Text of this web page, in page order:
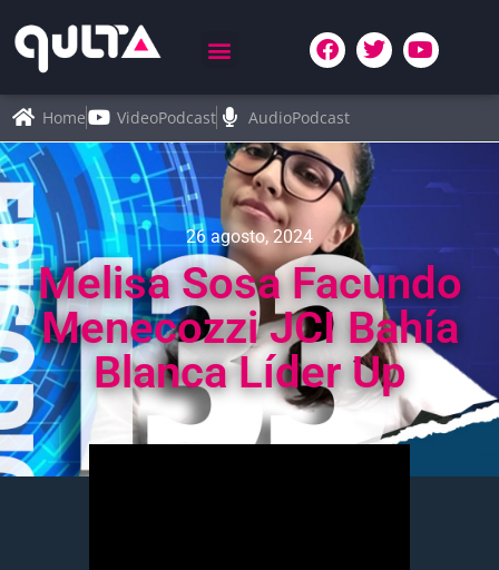
Home VideoPodcast AudioPodcast
26 agosto, 2024
Melisa Sosa Facundo
Menecozzi JCI Bahía
Blanca Líder Up